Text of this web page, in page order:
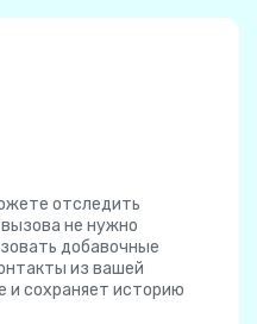
отследить
не нужно
добавочные
из вашей
и сохраняет историю